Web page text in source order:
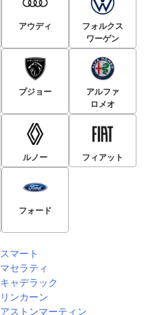
アウディ
フォルクス
ワーゲン
プジョー
アルファ
ロメオ
ルノー フィアット
フォード
スマート
マセラティ
キャデラック
リンカーン
アストンマーティン